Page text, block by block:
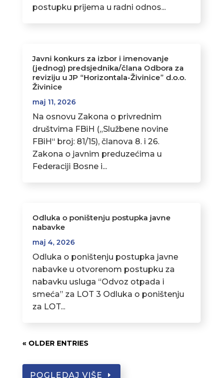
postupku prijema u radni odnos...
Javni konkurs za izbor i imenovanje
(jednog) predsjednika/člana Odbora za
reviziju u JP “Horizontala-Živinice” d.o.o.
Živinice
maj 11, 2026
Na osnovu Zakona o privrednim
društvima FBiH („Službene novine
FBiH“ broj: 81/15), članova 8. i 26.
Zakona o javnim preduzećima u
Federaciji Bosne i...
Odluka o poništenju postupka javne
nabavke
maj 4, 2026
Odluka o poništenju postupka javne
nabavke u otvorenom postupku za
nabavku usluga “Odvoz otpada i
smeća” za LOT 3 Odluka o poništenju
za LOT...
« OLDER ENTRIES
POGLEDAJ VIŠE